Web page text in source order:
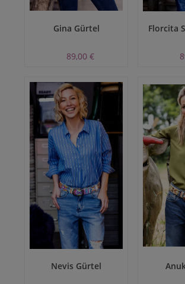
Gina Gürtel
89,00 €
Florcita
Nevis Gürtel